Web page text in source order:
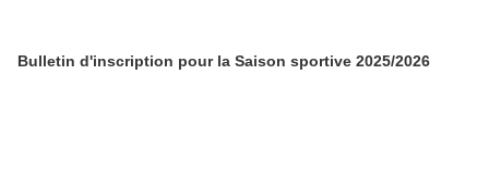
Bulletin d'inscription pour la Saison sportive 2025/2026